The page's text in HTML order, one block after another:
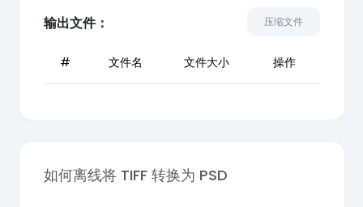
输出文件： 压缩文件
# 文件名 文件大小 操作
如何离线将 TIFF 转换为 PSD